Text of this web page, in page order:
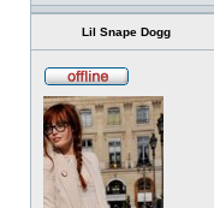
Lil Snape Dogg